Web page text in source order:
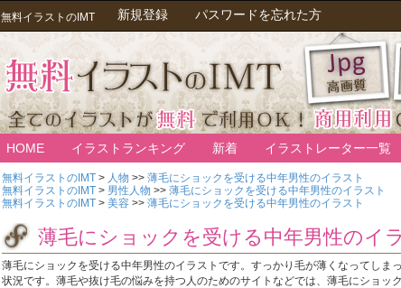
無料イラストのIMT 新規登録 パスワードを忘れた方
HOME イラストランキング 新着 イラストレーター一覧
無料イラストのIMT > 人物 >> 薄毛にショックを受ける中年男性のイラスト
無料イラストのIMT > 男性人物 >> 薄毛にショックを受ける中年男性のイラスト
無料イラストのIMT > 美容 >> 薄毛にショックを受ける中年男性のイラスト
薄毛にショックを受ける中年男性のイ
薄毛にショックを受ける中年男性のイラストです。すっかり毛が薄くなってしま
状況です。薄毛や抜け毛の悩みを持つ人のためのサイトなどでは、薄毛にショッ